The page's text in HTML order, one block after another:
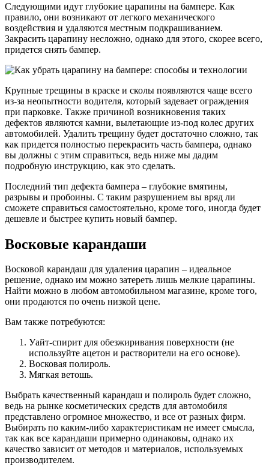
Следующими идут глубокие царапины на бампере. Как
правило, они возникают от легкого механического
воздействия и удаляются местным подкрашиванием.
Закрасить царапину несложно, однако для этого, скорее всего,
придется снять бампер.
Крупные трещины в краске и сколы появляются чаще всего
из-за неопытности водителя, который задевает ограждения
при парковке. Также причиной возникновения таких
дефектов являются камни, вылетающие из-под колес других
автомобилей. Удалить трещину будет достаточно сложно, так
как придется полностью перекрасить часть бампера, однако
вы должны с этим справиться, ведь ниже мы дадим
подробную инструкцию, как это сделать.
Последний тип дефекта бампера – глубокие вмятины,
разрывы и пробоины. С таким разрушением вы вряд ли
сможете справиться самостоятельно, кроме того, иногда будет
дешевле и быстрее купить новый бампер.
Восковые карандаши
Восковой карандаш для удаления царапин – идеальное
решение, однако им можно затереть лишь мелкие царапины.
Найти можно в любом автомобильном магазине, кроме того,
они продаются по очень низкой цене.
Вам также потребуются:
Уайт-спирит для обезжиривания поверхности (не
используйте ацетон и растворители на его основе).
Восковая полироль.
Мягкая ветошь.
Выбрать качественный карандаш и полироль будет сложно,
ведь на рынке косметических средств для автомобиля
представлено огромное множество, и все от разных фирм.
Выбирать по каким-либо характеристикам не имеет смысла,
так как все карандаши примерно одинаковы, однако их
качество зависит от методов и материалов, используемых
производителем.